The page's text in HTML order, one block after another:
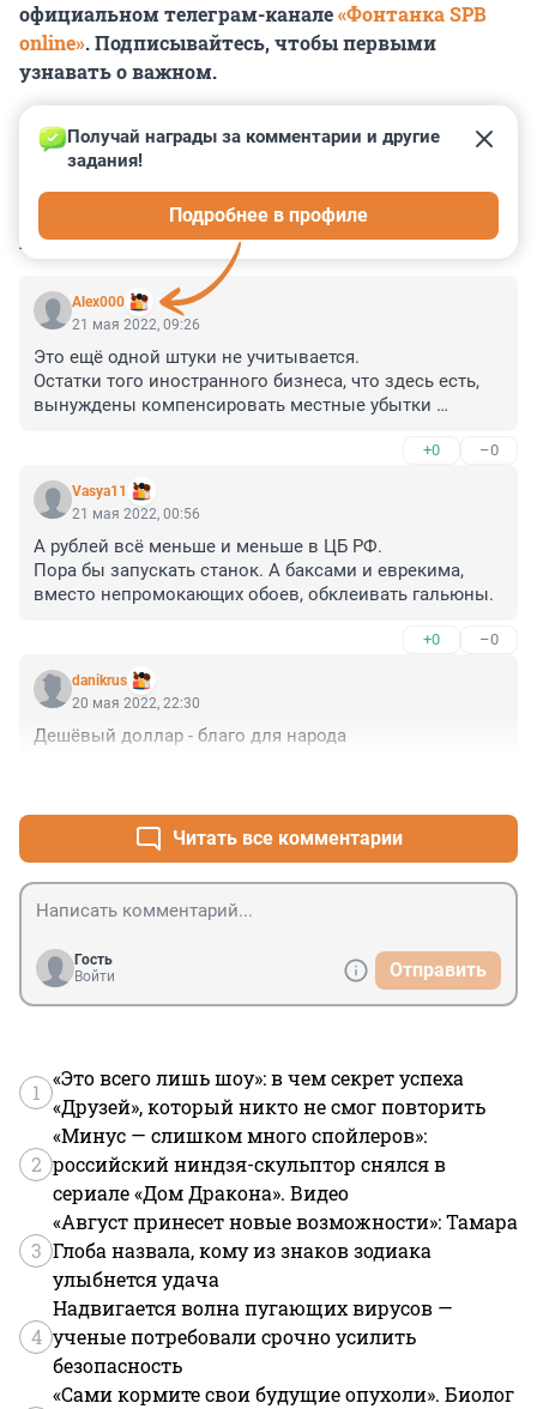
официальном телеграм-канале«Фонтанка SPB
online». Подписывайтесь, чтобы первыми
узнавать о важном.
КОММЕНТАРИИ 29
Alex000
Получай награды за комментарии и другие
задания!
Подробнее в профиле
21 мая 2022, 09:26
Это ещё одной штуки не учитывается.
Остатки того иностранного бизнеса, что здесь есть,
вынуждены компенсировать местные убытки
первых это ускорит уход, а во-вторых зарплатки резко
вниз полетят. Ценники же виртуальный курс не особо
трогает.
+0 –0
Vasya11
21 мая 2022, 00:56
А рублей всё меньше и меньше в ЦБ РФ.
Пора бы запускать станок. А баксами и еврекима,
вместо непромокающих обоев, обклеивать гальюны.
+0 –0
danikrus
20 мая 2022, 22:30
Дешёвый доллар - благо для народа
Читать все комментарии
Гость
Войти
Отправить
1
«Это всего лишь шоу»: в чем секрет успеха
«Друзей», который никто не смог повторить
2
«Минус — слишком много спойлеров»:
российский ниндзя-скульптор снялся в
сериале «Дом Дракона». Видео
3
«Август принесет новые возможности»: Тамара
Глоба назвала, кому из знаков зодиака
улыбнется удача
4
Надвигается волна пугающих вирусов —
ученые потребовали срочно усилить
безопасность
«Сами кормите свои будущие опухоли». Биолог